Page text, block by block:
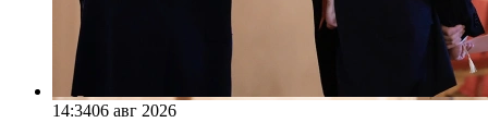
14:3406 авг 2026